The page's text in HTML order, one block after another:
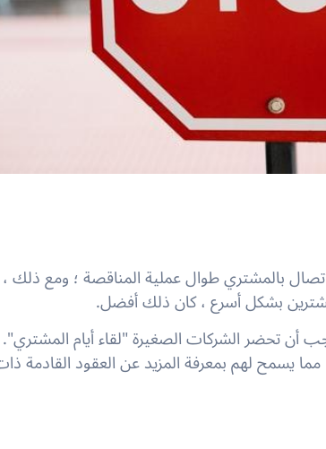
بالمشتري طوال عملية المناقصة ؛ ومع ذلك
بشكل أسرع ، كان ذلك أفضل.
تحضر الشركات الصغيرة "لقاء أيام المشتري".
يسمح لهم بمعرفة المزيد عن العقود القادمة